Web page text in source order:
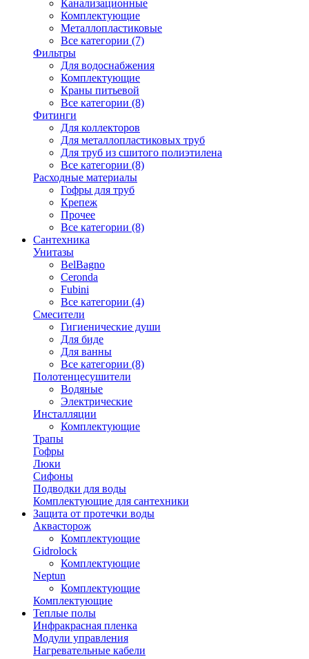
Канализационные
Комплектующие
Металлопластиковые
Все категории (7)
Фильтры
Для водоснабжения
Комплектующие
Краны питьевой
Все категории (8)
Фитинги
Для коллекторов
Для металлопластиковых труб
Для труб из сшитого полиэтилена
Все категории (8)
Расходные материалы
Гофры для труб
Крепеж
Прочее
Все категории (8)
Сантехника
Унитазы
BelBagno
Ceronda
Fubini
Все категории (4)
Смесители
Гигиенические души
Для биде
Для ванны
Все категории (8)
Полотенцесушители
Водяные
Электрические
Инсталляции
Комплектующие
Трапы
Гофры
Люки
Сифоны
Подводки для воды
Комплектующие для сантехники
Защита от протечки воды
Аквасторож
Комплектующие
Gidrolock
Комплектующие
Neptun
Комплектующие
Комплектующие
Теплые полы
Инфракрасная пленка
Модули управления
Нагревательные кабели